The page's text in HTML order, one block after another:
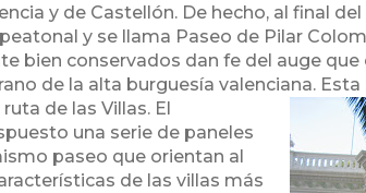
y de Castellón. De hecho, al final
y se llama Paseo de Pilar
bien conservados dan fe del auge que
de la alta burguesía valenciana.
de las Villas. El
una serie de paneles
paseo que orientan al
de las villas más